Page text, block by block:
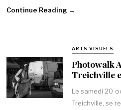
Continue Reading →
ARTS VISUELS
Photowalk
Treichville
Le samedi 20
Treichville, se